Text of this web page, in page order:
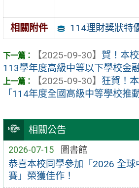
相關公告
2026-07-15 圖書館
恭喜本校同學參加「2026 全球
賽」榮獲佳作！
相關附件 114理財獎狀特
【2025-09-30】 賀！本
113學年度高級中等以下學校金
【2025-09-30】 狂賀！
「114年度全國高級中等學校推